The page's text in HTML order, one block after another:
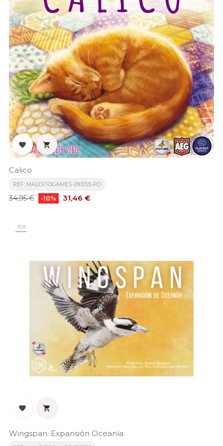
 
Calico
REF: MALDITOGAMES-283155-PD
Precio
34,95 € -10% Precio
31,46 €
-10%
 
Wingspan: Expansión Oceanía